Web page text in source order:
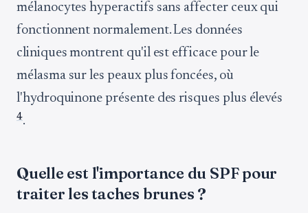
mélanocytes hyperactifs sans affecter ceux qui
fonctionnent normalement. Les données
cliniques montrent qu'il est efficace pour le
mélasma sur les peaux plus foncées, où
l'hydroquinone présente des risques plus élevés
4.
Quelle est l'importance du SPF pour
traiter les taches brunes ?